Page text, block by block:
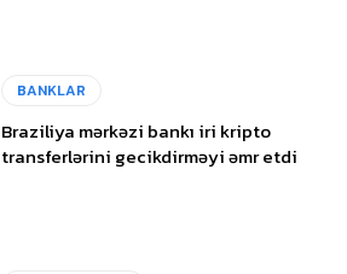
BANKLAR
Braziliya mərkəzi bankı iri kripto
transferlərini gecikdirməyi əmr etdi